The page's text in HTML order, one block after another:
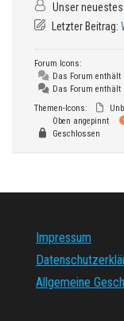
Unser
Letzter Beitrag:
Forum Icons:
Das Forum enthält
Das Forum enthält
Themen-Icons:
Oben angepinnt
Geschlossen
Impressum
Allgemeine